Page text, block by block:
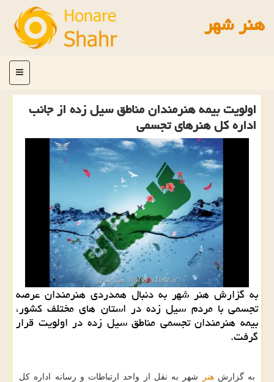
هنر شهر
منو
اولویت بیمه هنرمندان مناطق سیل زده از جانب
اداره كل هنرهای تجسمی
به گزارش هنر شهر به دنبال همدردی هنرمندان عرصه
تجسمی با مردم سیل زده در استان های مختلف كشور،
بیمه هنرمندان تجسمی مناطق سیل زده در اولویت قرار
گرفت.
به گزارشهنر
شهر به نقل از واحد ارتباطات و رسانه اداره كل